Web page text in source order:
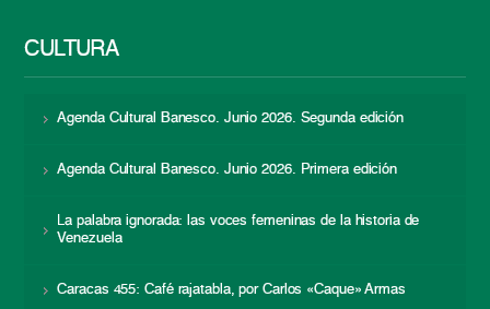
CULTURA
Agenda Cultural Banesco. Junio 2026. Segunda edición
Agenda Cultural Banesco. Junio 2026. Primera edición
La palabra ignorada: las voces femeninas de la historia de
Venezuela
Caracas 455: Café rajatabla, por Carlos «Caque» Armas